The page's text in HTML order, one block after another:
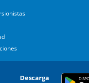
Descarga